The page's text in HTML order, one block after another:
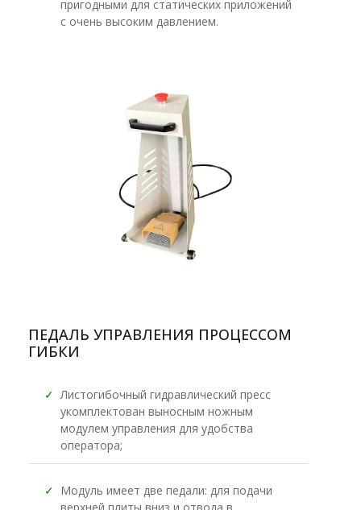
пригодными для статических приложений
с очень высоким давлением.
ПЕДАЛЬ УПРАВЛЕНИЯ ПРОЦЕССОМ
ГИБКИ
✓ Листогибочный гидравлический пресс
укомплектован выносным ножным
модулем управления для удобства
оператора;
✓ Модуль имеет две педали: для подачи